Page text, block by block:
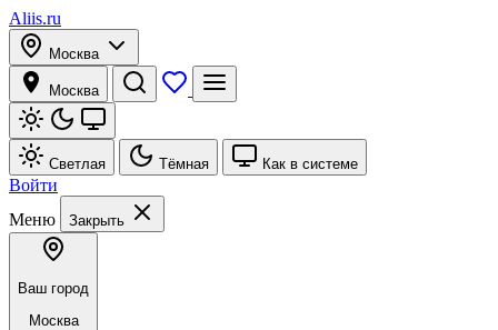
Aliis.ru
Москва
Москва
Светлая Тёмная Как в системе
Войти
Меню
Закрыть
Ваш город
Москва